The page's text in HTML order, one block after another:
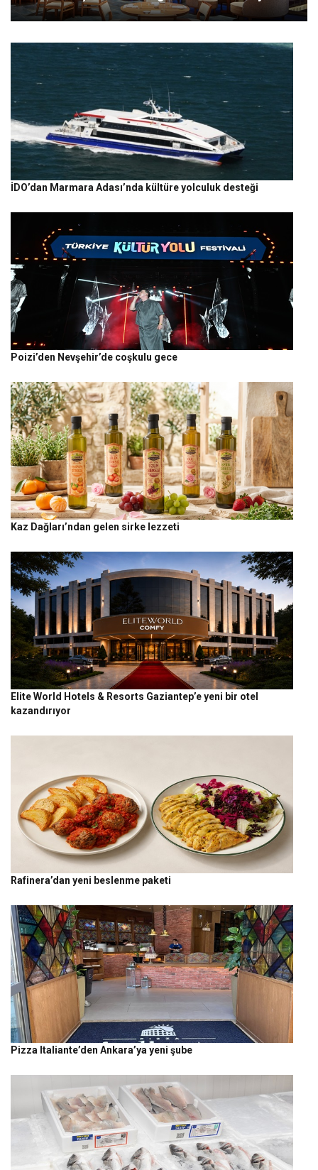
İDO’dan Marmara Adası’nda kültüre yolculuk desteği
Poizi’den Nevşehir’de coşkulu gece
Kaz Dağları’ndan gelen sirke lezzeti
Elite World Hotels & Resorts Gaziantep’e yeni bir otel
kazandırıyor
Rafinera’dan yeni beslenme paketi
Pizza Italiante’den Ankara’ya yeni şube